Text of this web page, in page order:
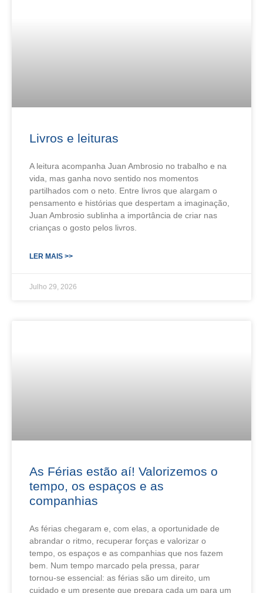
Livros e leituras
A leitura acompanha Juan Ambrosio no trabalho e na
vida, mas ganha novo sentido nos momentos
partilhados com o neto. Entre livros que alargam o
pensamento e histórias que despertam a imaginação,
Juan Ambrosio sublinha a importância de criar nas
crianças o gosto pelos livros.
LER MAIS >>
Julho 29, 2026
As Férias estão aí! Valorizemos o
tempo, os espaços e as
companhias
As férias chegaram e, com elas, a oportunidade de
abrandar o ritmo, recuperar forças e valorizar o
tempo, os espaços e as companhias que nos fazem
bem. Num tempo marcado pela pressa, parar
tornou‑se essencial: as férias são um direito, um
cuidado e um presente que prepara cada um para um